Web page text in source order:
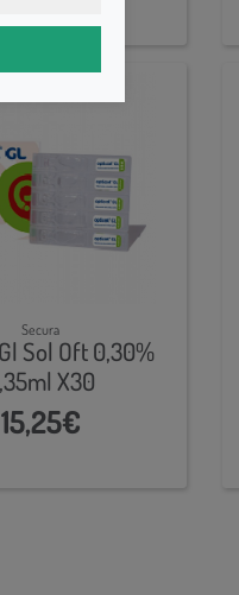
Secura
Sol Oft 0,30%
X30
15,25€